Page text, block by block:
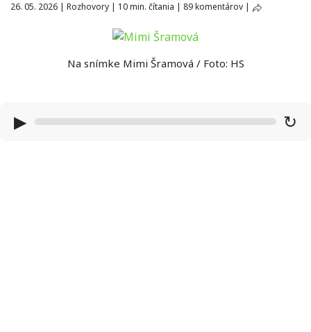
26. 05. 2026 | Rozhovory | 10 min. čítania | 89 komentárov |
Na snímke Mimi Šramová / Foto: HS
▶ ↻